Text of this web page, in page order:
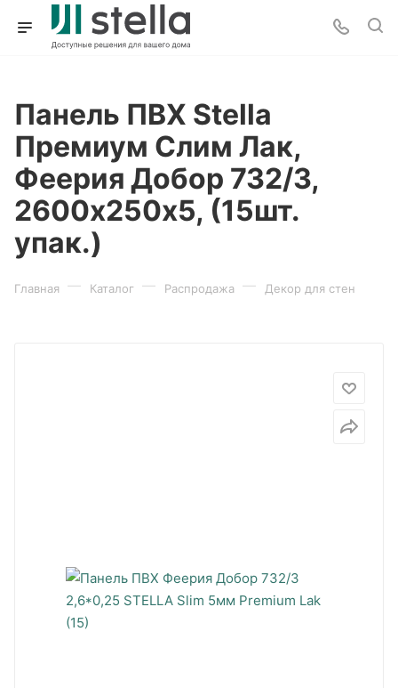
Панель ПВХ Stella
Премиум Слим Лак,
Феерия Добор 732/3,
2600х250х5, (15шт.
упак.)
Главная — Каталог — Распродажа — Декор для стен